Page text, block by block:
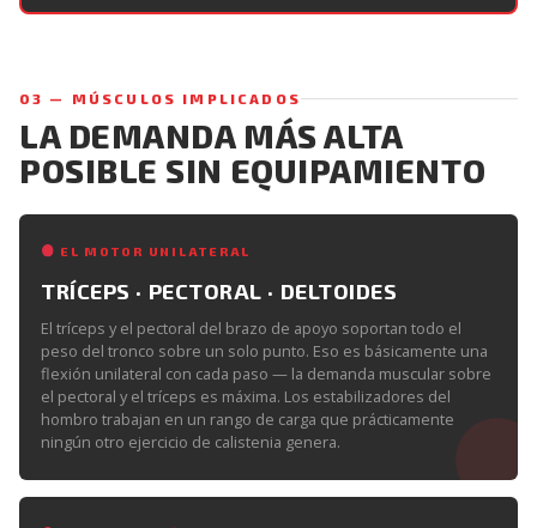
03 — MÚSCULOS IMPLICADOS
LA DEMANDA MÁS ALTA
POSIBLE SIN EQUIPAMIENTO
EL MOTOR UNILATERAL
TRÍCEPS · PECTORAL · DELTOIDES
El tríceps y el pectoral del brazo de apoyo soportan todo el
peso del tronco sobre un solo punto. Eso es básicamente una
flexión unilateral con cada paso — la demanda muscular sobre
el pectoral y el tríceps es máxima. Los estabilizadores del
hombro trabajan en un rango de carga que prácticamente
ningún otro ejercicio de calistenia genera.